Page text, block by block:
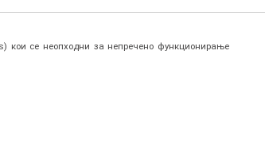
кои се неопходни за непречено функционирање